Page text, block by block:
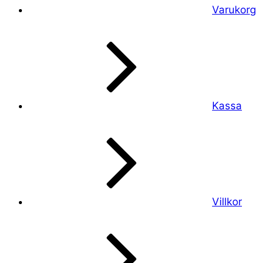
Varukorg
Kassa
Villkor